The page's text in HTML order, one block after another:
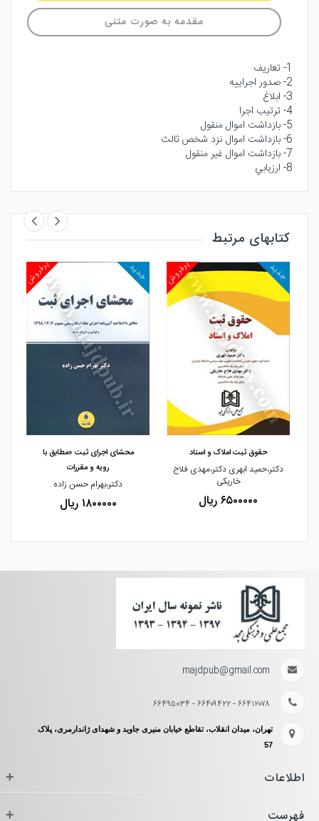
مقدمه به صورت متنی
1- تعاريف
2- صدور اجراييه
3- ابلاغ
4- ترتيب اجرا
5- بازداشت اموال منقول
6- بازداشت اموال نزد شخص ثالث
7- بازداشت اموال غير منقول
8- ارزيابي
کتابهای مرتبط
مشاهده و خرید
پرفروش جدید
مشاهده و خرید
حقوق ثبت املاک و اسناد
دکتر،حمید ابهری دکتر،مهدی فلاح
خاریکی
۶۵۰۰۰۰۰ ریال
پرفروش جدید
محشای اجرای ثبت «مطابق با
رویه و مقررات
دکتر،بهرام حسن زاده
۱۸۰۰۰۰۰ ریال
majdpub@gmail.com
۶۶۴۱۲۰۷۸ - ۶۶۴۰۹۴۲۲ - ۶۶۴۹۵۰۳۴
تهران، میدان انقلاب، تقاطع خیابان منیری جاوید و شهدای ژاندارمری، پلاک
57
اطلاعات +
فهرست +